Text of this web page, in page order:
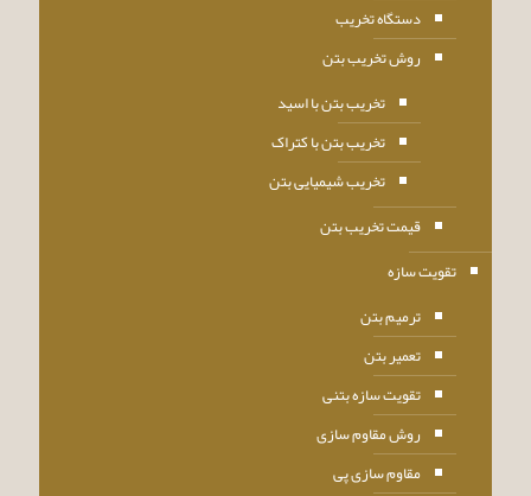
دستگاه تخریب
روش تخریب بتن
تخریب بتن با اسید
تخریب بتن با کتراک
تخریب شیمیایی بتن
قیمت تخریب بتن
تقویت سازه
ترمیم بتن
تعمیر بتن
تقویت سازه بتنی
روش مقاوم سازی
مقاوم سازی پی